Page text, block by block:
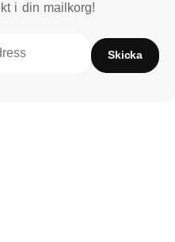
i din mailkorg!
Skicka